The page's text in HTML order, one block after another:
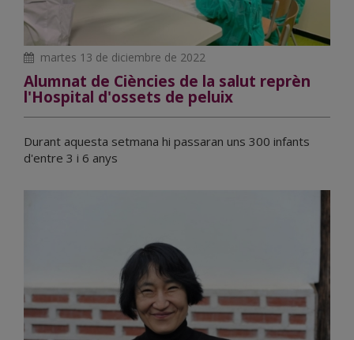
martes 13 de diciembre de 2022
Alumnat de Ciències de la salut reprèn
l'Hospital d'ossets de peluix
Durant aquesta setmana hi passaran uns 300 infants
d'entre 3 i 6 anys